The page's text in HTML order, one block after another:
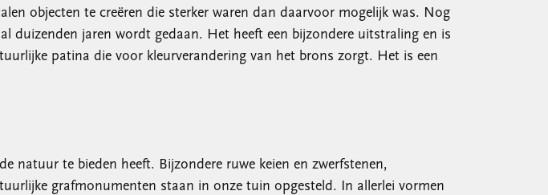
objecten te creëren die sterker waren dan daarvoor mogelijk was. Nog
duizenden jaren wordt gedaan. Het heeft een bijzondere uitstraling en is
patina die voor kleurverandering van het brons zorgt. Het is een
te bieden heeft. Bijzondere ruwe keien en zwerfstenen,
grafmonumenten staan in onze tuin opgesteld. In allerlei vormen